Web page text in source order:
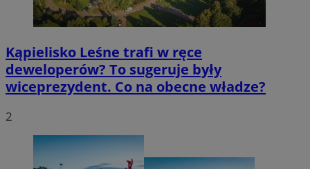
Kąpielisko Leśne trafi w ręce
deweloperów? To sugeruje były
wiceprezydent. Co na obecne władze?
2